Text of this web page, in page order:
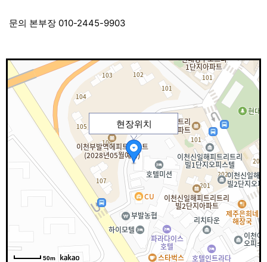
문의 본부장 010-2445-9903
현장위치
50m